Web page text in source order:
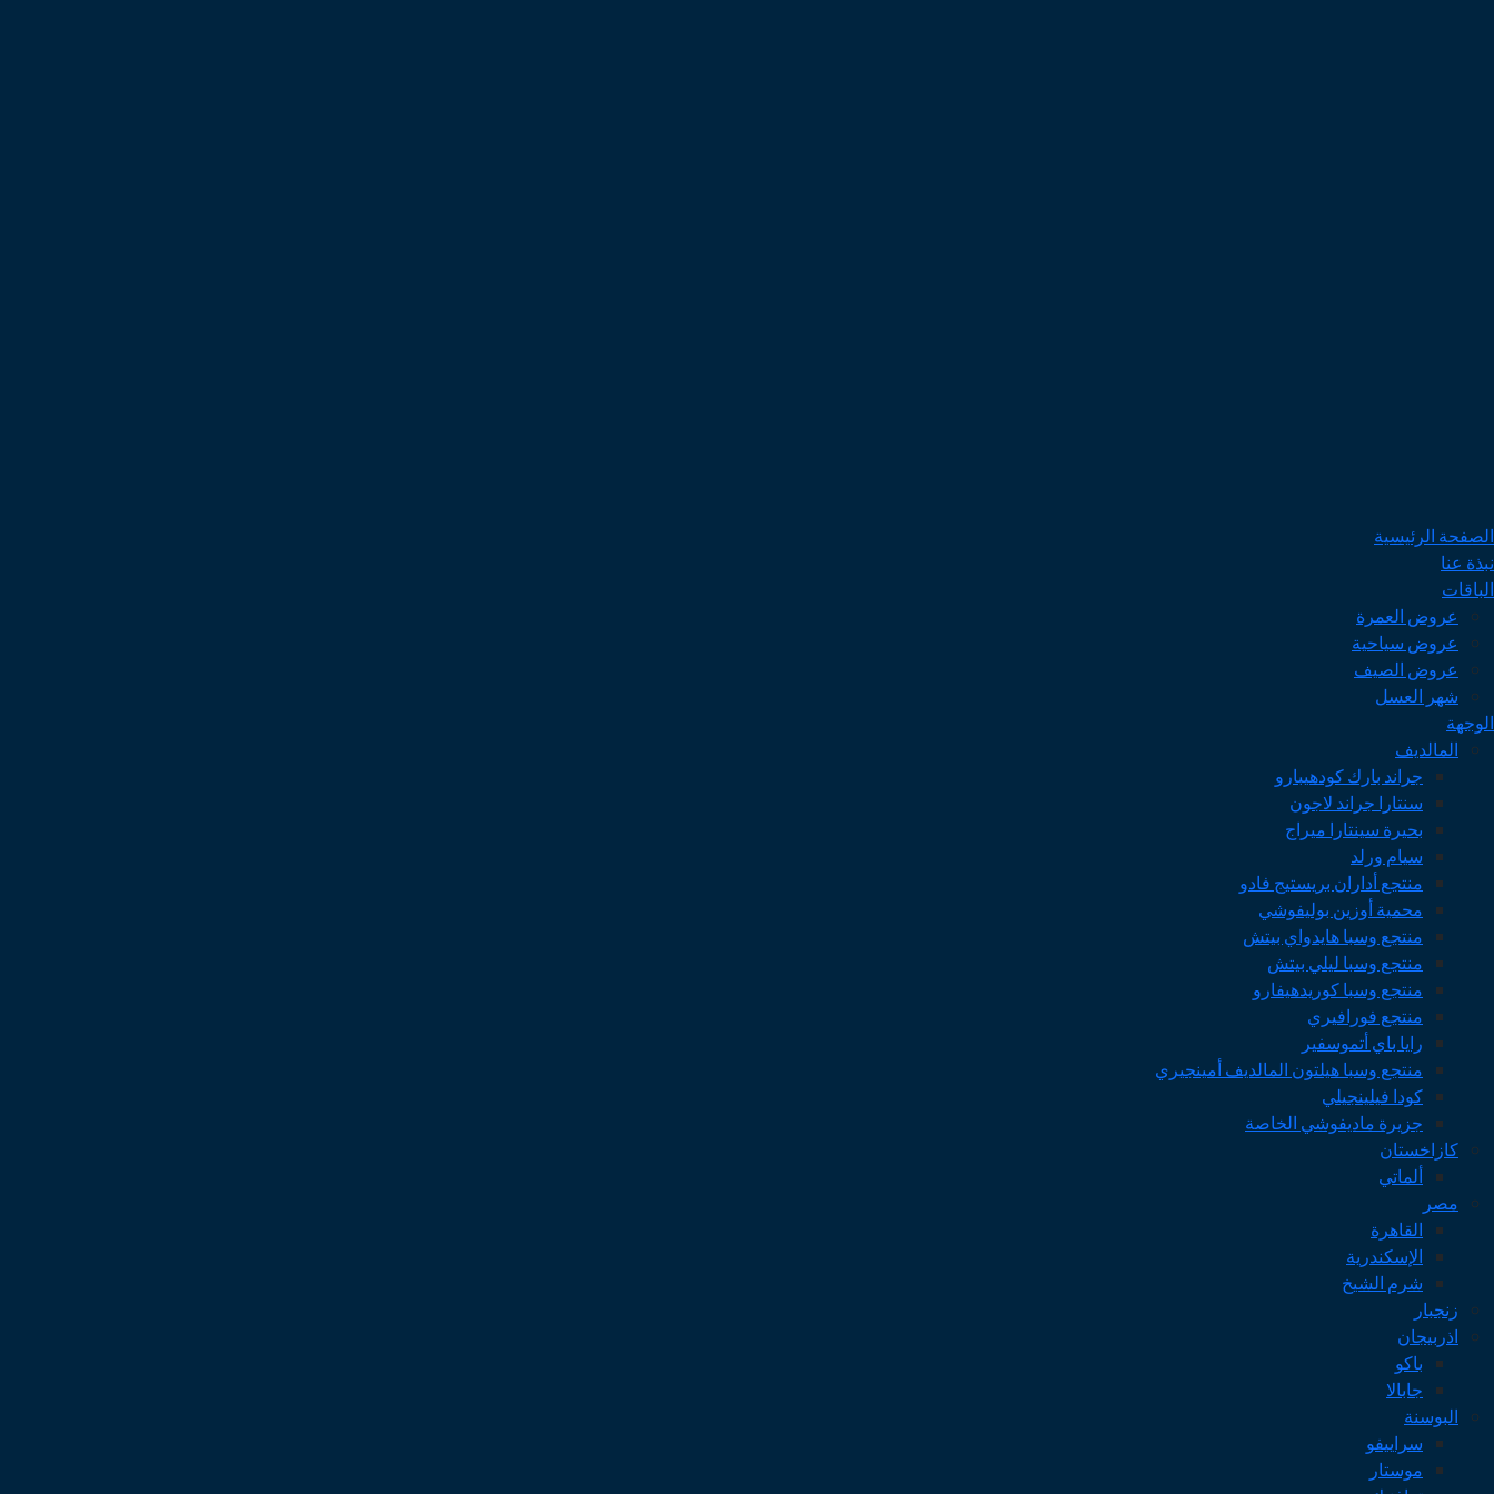
الصفحة الرئيسية
نبذة عنا
الباقات
عروض العمرة
عروض سياحية
عروض الصيف
شهر العسل
الوجهة
المالديف
جراند بارك كودهيبارو
سنتارا جراند لاجون
بحيرة سينتارا ميراج
سيام ورلد
منتجع أداران بريستيج فادو
محمية أوزين بوليفوشي
منتجع وسبا هايدواي بيتش
منتجع وسبا ليلي بيتش
منتجع وسبا كوريدهيفارو
منتجع فورافيري
رايا باي أتموسفير
منتجع وسبا هيلتون المالديف أمينجيري
كودا فيلينجيلي
جزيرة ماديفوشي الخاصة
كازاخستان
ألماتي
مصر
القاهرة
الإسكندرية
شرم الشيخ
زنجبار
اذربيجان
باكو
جابالا
البوسنة
سراييفو
موستار